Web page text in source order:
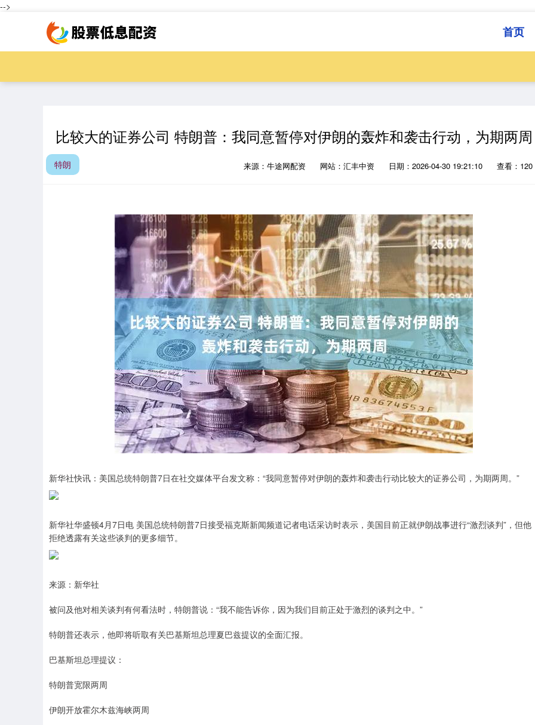
-->
首页
比较大的证券公司 特朗普：我同意暂停对伊朗的轰炸和袭击行动，为期两周
特朗 来源：牛途网配资 网站：汇丰中资 日期：2026-04-30 19:21:10 查看：120
新华社快讯：美国总统特朗普7日在社交媒体平台发文称：“我同意暂停对伊朗的轰炸和袭击行动比较大的证券公司，为期两周。”
新华社华盛顿4月7日电 美国总统特朗普7日接受福克斯新闻频道记者电话采访时表示，美国目前正就伊朗战事进行“激烈谈判”，但他
拒绝透露有关这些谈判的更多细节。
来源：新华社
被问及他对相关谈判有何看法时，特朗普说：“我不能告诉你，因为我们目前正处于激烈的谈判之中。”
特朗普还表示，他即将听取有关巴基斯坦总理夏巴兹提议的全面汇报。
巴基斯坦总理提议：
特朗普宽限两周
伊朗开放霍尔木兹海峡两周